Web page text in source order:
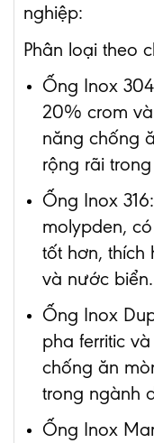
nghiệp:
Phân loại theo
Ống Inox
20% crom
năng chống
rộng rãi
Ống Inox
molypden,
tốt hơn,
và nước biển.
Ống Inox
pha ferritic
chống ăn
trong ngành
Ống Inox